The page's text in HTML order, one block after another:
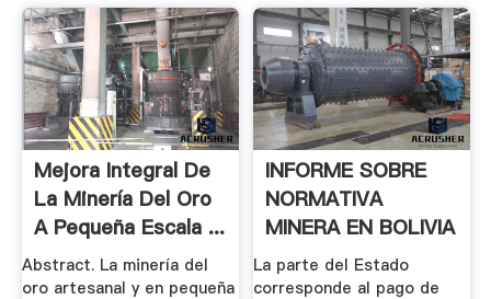
Mejora Integral De
La Minería Del Oro
A Pequeña Escala ...
Abstract. La minería del
oro artesanal y en pequeña
INFORME SOBRE
NORMATIVA
MINERA EN BOLIVIA
La parte del Estado
corresponde al pago de